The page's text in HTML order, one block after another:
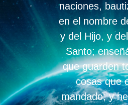
naciones,
en el nombre
y del Hijo, y
Santo;
que guarden
cosas que
mandado; y